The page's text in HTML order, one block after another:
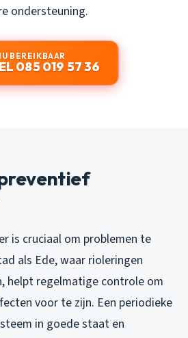
ondersteuning.
BEREIKBAAR
085 019 57 36
is cruciaal om problemen te
als Ede, waar rioleringen
helpt regelmatige controle om
voor te zijn. Een periodieke
in goede staat en